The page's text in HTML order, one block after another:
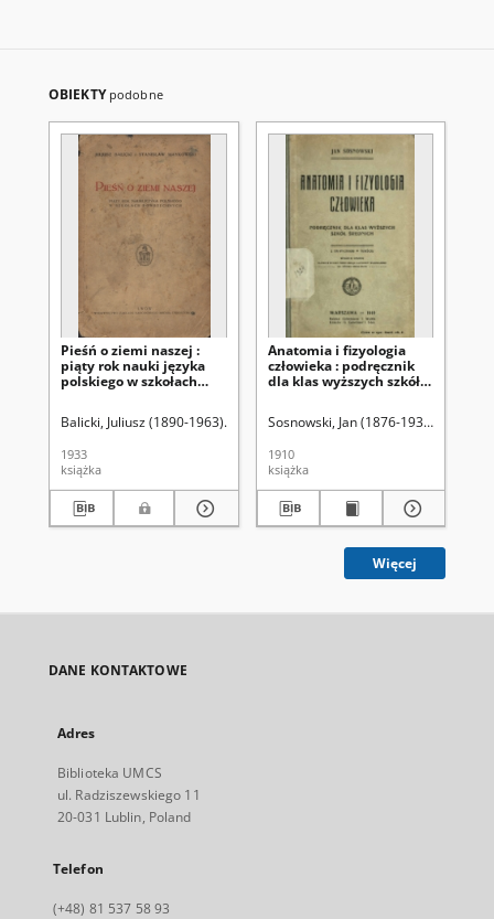
OBIEKTY podobne
Pieśń o ziemi naszej :
piąty rok nauki języka
polskiego w szkołach
Balicki, Juliusz (1890-1963)
Maykowski, Stanisław (1880-1961)
1933
książka
Anatomia i fizyologia
człowieka : podręcznik
dla klas wyższych szkół
Sosnowski, Jan (1876-1938)
1910
książka
Więcej
DANE KONTAKTOWE
Adres
Biblioteka UMCS
ul. Radziszewskiego 11
20-031 Lublin, Poland
Telefon
(+48) 81 537 58 93